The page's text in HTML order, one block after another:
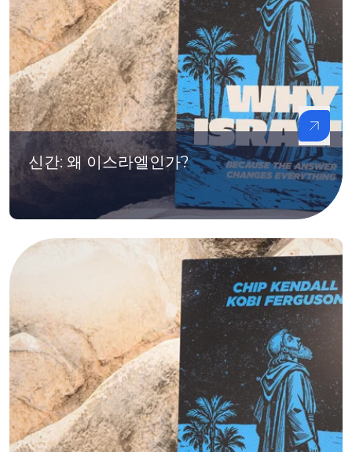
신간: 왜 이스라엘인가?